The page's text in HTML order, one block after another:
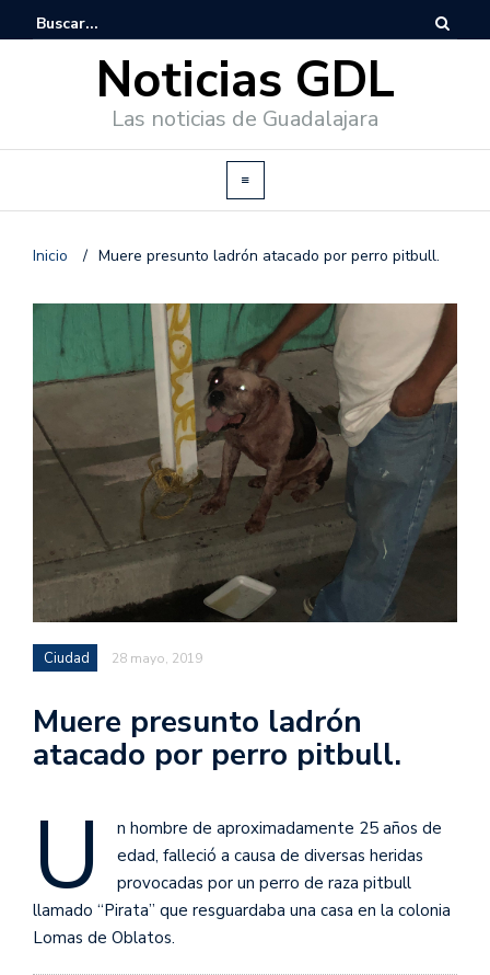
Noticias GDL
Las noticias de Guadalajara
Inicio / Muere presunto ladrón atacado por perro pitbull.
Ciudad 28 mayo, 2019
Muere presunto ladrón
atacado por perro pitbull.
U
n hombre de aproximadamente 25 años de
edad, falleció a causa de diversas heridas
provocadas por un perro de raza pitbull
llamado “Pirata” que resguardaba una casa en la colonia
Lomas de Oblatos.